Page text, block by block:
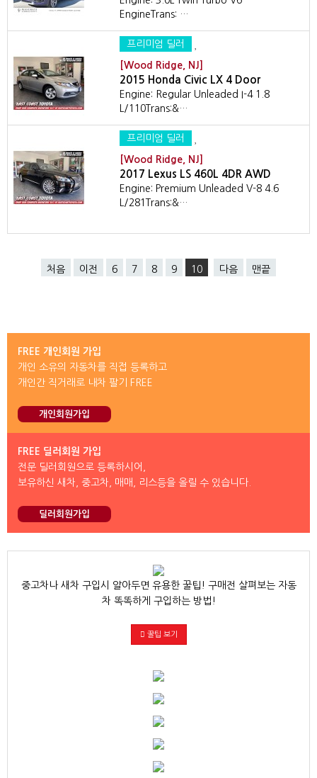
EngineTrans: …
프리미엄 딜러
[Wood Ridge, NJ]
2015 Honda Civic LX 4 Door
Engine: Regular Unleaded I-4 1.8
L/110Trans:&…
프리미엄 딜러
[Wood Ridge, NJ]
2017 Lexus LS 460L 4DR AWD
Engine: Premium Unleaded V-8 4.6
L/281Trans:&…
처음 이전 6 7 8 9 10 다음 맨끝
FREE 개인회원 가입
개인 소유의 자동차를 직접 등록하고
개인간 직거래로 내차 팔기 FREE
개인회원가입
FREE 딜러회원 가입
전문 딜러회원으로 등록하시어,
보유하신 새차, 중고차, 매매, 리스등을 올릴 수 있습니다.
딜러회원가입
중고차나 새차 구입시 알아두면 유용한 꿀팁! 구매전 살펴보는 자동
차 똑똑하게 구입하는 방법!
꿀팁 보기